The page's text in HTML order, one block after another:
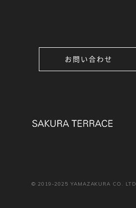
お問い合わせ
© 2019-2025 YAMAZAKURA CO. LTD.